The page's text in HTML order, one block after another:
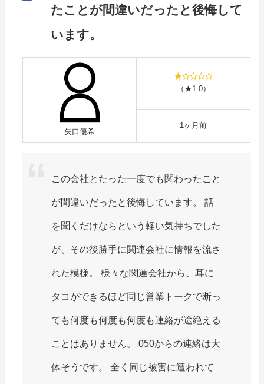
たことが間違いだったと後悔して
います。
矢口優希
（★1.0）
1ヶ月前
この会社とたった一度でも関わったこと
が間違いだったと後悔しています。 話
を聞くだけならという軽い気持ちでした
が、その後勝手に関連会社に情報を流さ
れた模様。 様々な関連会社から、耳に
タコができるほど同じ営業トークで断っ
ても何度も何度も何度も連絡が途絶える
ことはありません。 050からの連絡は大
体そうです。 全く同じ被害に遭われて